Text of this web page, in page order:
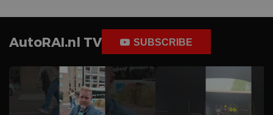
AutoRAI.nl TV SUBSCRIBE